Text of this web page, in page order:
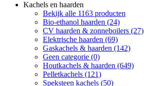
Kachels en haarden
Bekijk alle 1163 producten
Bio-ethanol haarden (24)
CV haarden & zonneboilers (27)
Elektrische haarden (69)
Gaskachels & haarden (142)
Geen categorie (0)
Houtkachels & haarden (649)
Pelletkachels (121)
Speksteen kachels (50)